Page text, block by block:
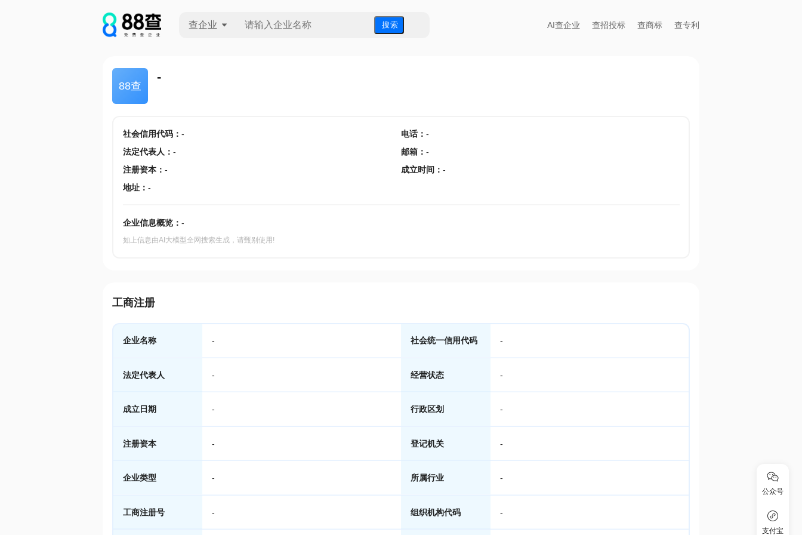
查企业 搜 索 AI查企业 查招投标 查商标 查专利
88查
-
社会信用代码： - 电话： -
法定代表人 ： - 邮箱 ： -
注册资本： - 成立时间 ： -
地址： -
企业信息概览： -
如上信息由AI大模型全网搜索生成，请甄别使用!
工商注册
企业名称 - 社会统一信用代码 -
法定代表人 - 经营状态 -
成立日期 - 行政区划 -
注册资本 - 登记机关 -
企业类型 - 所属行业 -
工商注册号 - 组织机构代码 -
公众号
支付宝